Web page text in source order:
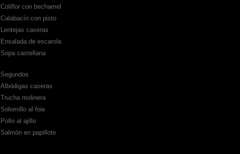
Coliflor con bechamel
Calabacín con pisto
Lentejas caseras
Ensalada de escarola
Sopa castellana
Segundos
Albódigas caseras
Trucha molinera
Solomillo al foie
Pollo al ajillo
Salmón en papillote